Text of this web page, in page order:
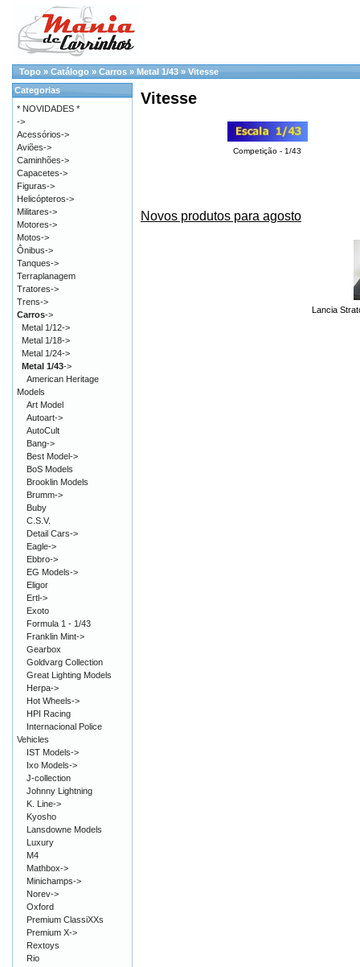
Topo » Catálogo » Carros » Metal 1/43 » Vitesse
Vitesse
Competição - 1/43
Novos produtos para agosto
Lancia
Categorias
* NOVIDADES *
->
Acessórios->
Aviões->
Caminhões->
Capacetes->
Figuras->
Helicópteros->
Militares->
Motores->
Motos->
Ônibus->
Tanques->
Terraplanagem
Tratores->
Trens->
Carros->
Metal 1/12->
Metal 1/18->
Metal 1/24->
Metal 1/43->
American Heritage
Models
Art Model
Autoart->
AutoCult
Bang->
Best Model->
BoS Models
Brooklin Models
Brumm->
Buby
C.S.V.
Detail Cars->
Eagle->
Ebbro->
EG Models->
Eligor
Ertl->
Exoto
Formula 1 - 1/43
Franklin Mint->
Gearbox
Goldvarg Collection
Great Lighting Models
Herpa->
Hot Wheels->
HPI Racing
Internacional Police
Vehicles
IST Models->
Ixo Models->
J-collection
Johnny Lightning
K. Line->
Kyosho
Lansdowne Models
Luxury
M4
Mathbox->
Minichamps->
Norev->
Oxford
Premium ClassiXXs
Premium X->
Rextoys
Rio